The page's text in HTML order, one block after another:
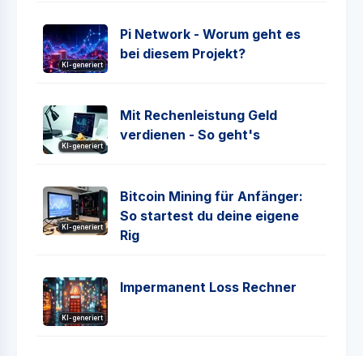
KI-generiert
Pi Network - Worum geht es
bei diesem Projekt?
KI-generiert
Mit Rechenleistung Geld
verdienen - So geht's
KI-generiert
Bitcoin Mining für Anfänger:
So startest du deine eigene
Rig
KI-generiert
Impermanent Loss Rechner